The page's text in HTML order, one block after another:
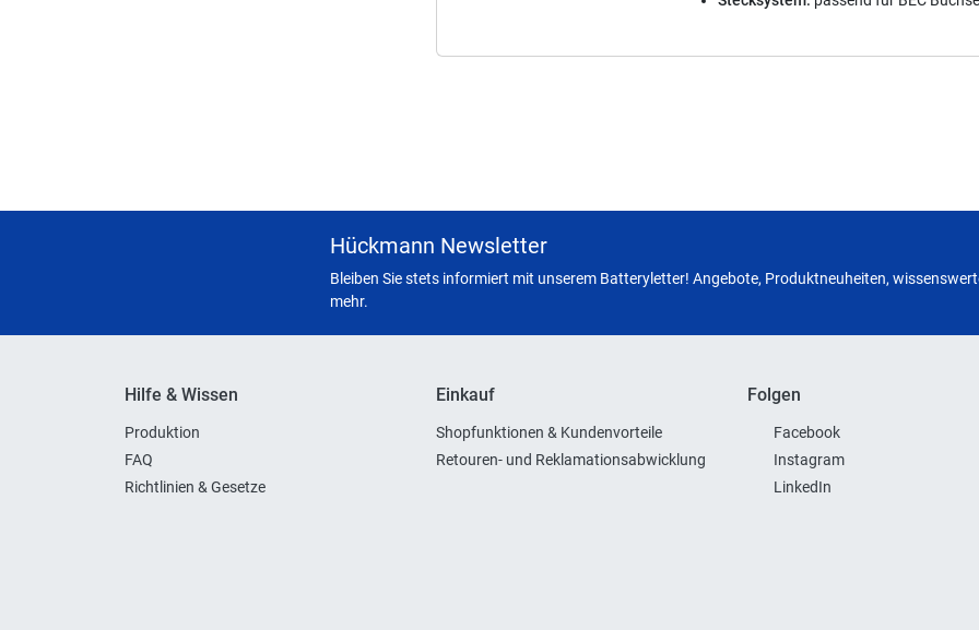
Hückmann Newsletter
Bleiben Sie stets informiert mit unserem Batteryletter! Angebote, Produktneuheiten,
mehr.
Hilfe & Wissen
Produktion
FAQ
Richtlinien & Gesetze
Einkauf
Shopfunktionen & Kundenvorteile
Retouren- und Reklamationsabwicklung
Folgen
Facebook
Instagram
LinkedIn